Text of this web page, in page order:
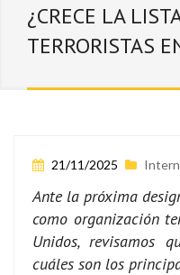
¿CRECE LA
TERRORISTAS
21/11/2025
Ante la próxima
como organización
Unidos, revisamos
cuáles son los